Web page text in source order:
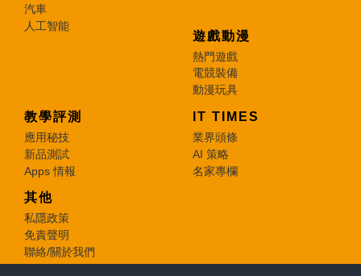
汽車
人工智能
遊戲動漫
熱門遊戲
電競裝備
動漫玩具
教學評測
應用秘技
新品測試
Apps 情報
IT TIMES
業界頭條
AI 策略
名家專欄
其他
私隱政策
免責聲明
聯絡/關於我們